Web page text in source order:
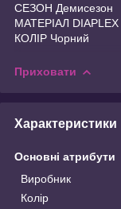
СЕЗОН Демисезон
МАТЕРІАЛ DIAPLEX
КОЛІР Чорний
Приховати
Характеристики
Основні атрибути
Виробник
Колір